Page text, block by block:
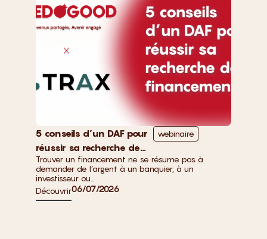
5 conseils d’un DAF pour
réussir sa recherche de
financement
webinaire
Trouver un financement ne se résume pas à
demander de l’argent à un banquier, à un
investisseur ou...
Découvrir06/07/2026